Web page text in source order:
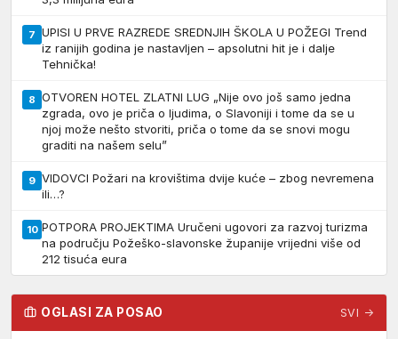
7 UPISI U PRVE RAZREDE SREDNJIH ŠKOLA U POŽEGI Trend
iz ranijih godina je nastavljen – apsolutni hit je i dalje
Tehnička!
8 OTVOREN HOTEL ZLATNI LUG „Nije ovo još samo jedna
zgrada, ovo je priča o ljudima, o Slavoniji i tome da se u
njoj može nešto stvoriti, priča o tome da se snovi mogu
graditi na našem selu”
9 VIDOVCI Požari na krovištima dvije kuće – zbog nevremena
ili…?
10 POTPORA PROJEKTIMA Uručeni ugovori za razvoj turizma
na području Požeško-slavonske županije vrijedni više od
212 tisuća eura
OGLASI ZA POSAO SVI →